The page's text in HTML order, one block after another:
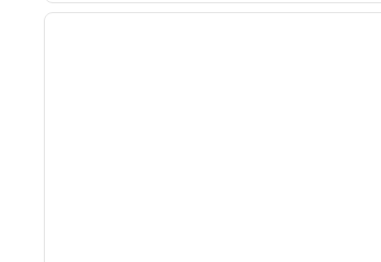
第 1 頁，共 12 頁